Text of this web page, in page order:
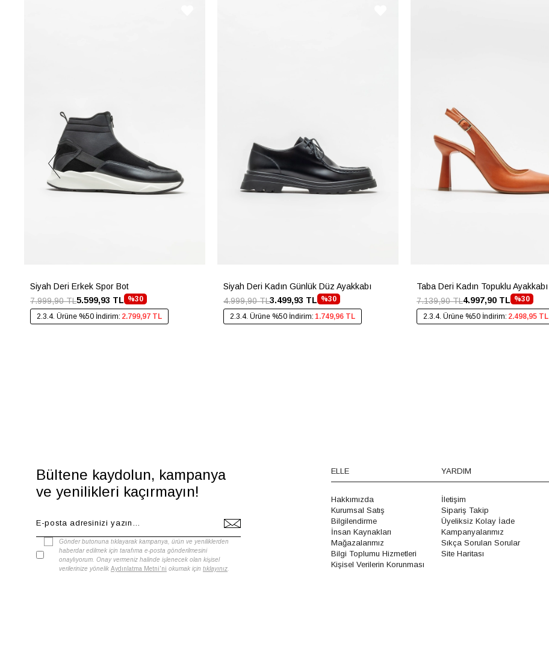
Siyah Deri Erkek Spor Bot
%30
5.599,93 TL
7.999,90 TL
2.3.4. Ürüne %50 İndirim: 2.799,97 TL
Siyah Deri Kadın Günlük Düz Ayakkabı
%30
3.499,93 TL
4.999,90 TL
2.3.4. Ürüne %50 İndirim: 1.749,96 TL
Taba Deri Kadın Topuklu Ayakkabı
%30
4.997,90 TL
7.139,90 TL
2.3.4. Ürüne %50 İndirim: 2.498,95 TL
Bültene kaydolun, kampanya
ve yenilikleri kaçırmayın!
Gönder butonuna tıklayarak kampanya, ürün ve yeniliklerden
haberdar edilmek için tarafıma e-posta gönderilmesini
onaylıyorum. Onay vermeniz halinde işlenecek olan kişisel
verilerinize yönelik Aydınlatma Metni'ni okumak için tıklayınız
ELLE
Hakkımızda
Kurumsal Satış
Bilgilendirme
İnsan Kaynakları
Mağazalarımız
Bilgi Toplumu Hizmetleri
Kişisel Verilerin Korunması
YARDIM
İletişim
Sipariş Takip
Üyeliksiz Kolay İade
Kampanyalarımız
Sıkça Sorulan Sorular
Site Haritası